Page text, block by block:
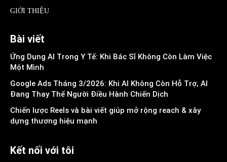
GIỚI THIỆU
Bài viết
Ứng Dụng AI Trong Y Tế: Khi Bác Sĩ Không Còn Làm Việc
Một Mình
Google Ads Tháng 3/2026: Khi AI Không Còn Hỗ Trợ, AI
Đang Thay Thế Người Điều Hành Chiến Dịch
Chiến lược Reels và bài viết giúp mở rộng reach & xây
dựng thương hiệu mạnh
Kết nối với tôi